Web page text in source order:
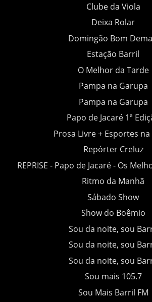
Clube da Viola
Deixa Rolar
Domingão Bom
Estação Barril
O Melhor da Tarde
Pampa na Garupa
Pampa na Garupa
Papo de Jacaré 1ª
Prosa Livre + Esportes
Repórter Creluz
REPRISE - Papo de Jacaré - Os
Ritmo da Manhã
Sábado Show
Show do Boêmio
Sou da noite, sou
Sou da noite, sou
Sou da noite, sou
Sou mais 105.7
Sou Mais Barril FM